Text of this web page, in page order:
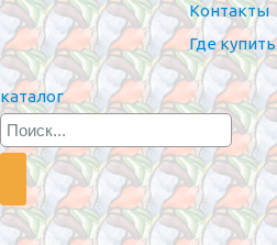
Контакты
Где купить
каталог